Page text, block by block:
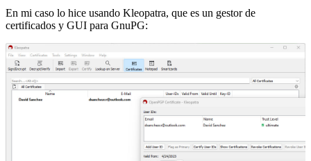
En mi caso lo hice usando Kleopatra, que es un gestor de
certificados y GUI para GnuPG: